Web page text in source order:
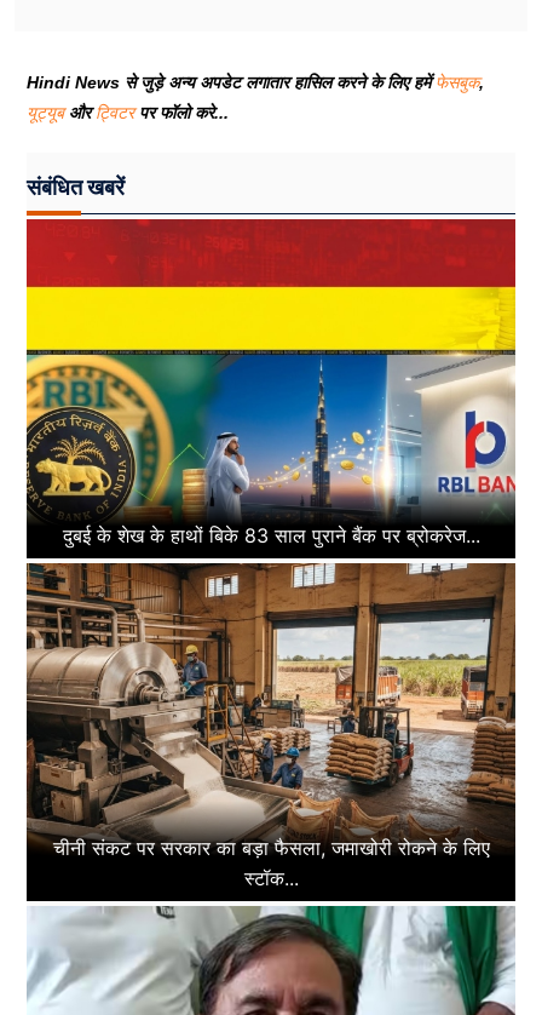
Hindi News से जुड़े अन्य अपडेट लगातार हासिल करने के लिए हमेंफेसबुक,
यूट्यूबऔरट्विटरपर फॉलो करे...
संबंधित खबरें
दुबई के शेख के हाथों बिके 83 साल पुराने बैंक पर ब्रोकरेज...
चीनी संकट पर सरकार का बड़ा फैसला, जमाखोरी रोकने के लिए
स्टॉक...